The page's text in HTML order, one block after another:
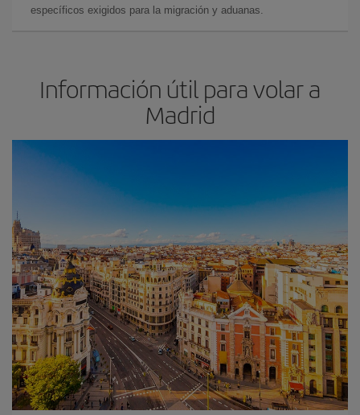
específicos exigidos para la migración y aduanas.
Información útil para volar a
Madrid